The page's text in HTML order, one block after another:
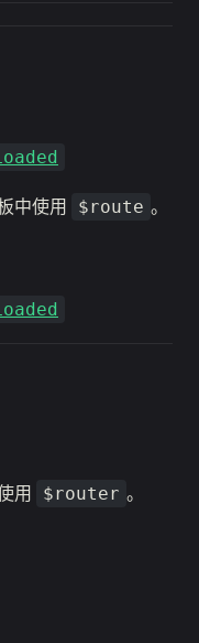
中使用 $route 。
用 $router 。